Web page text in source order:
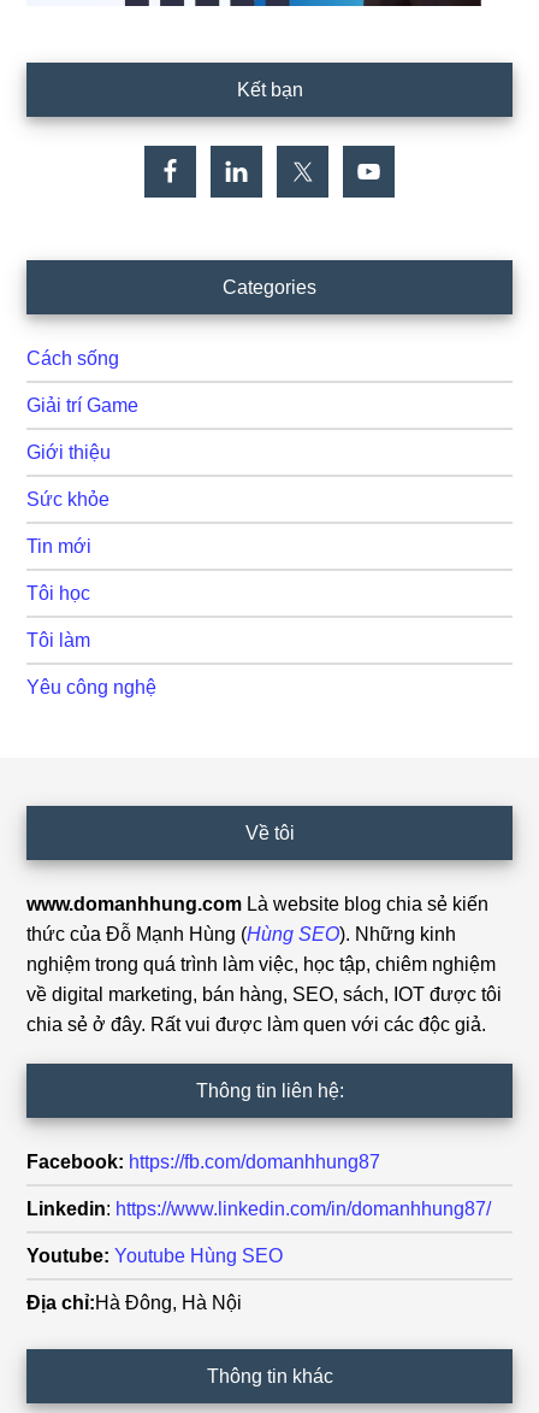
Kết bạn
Categories
Cách sống
Giải trí Game
Giới thiệu
Sức khỏe
Tin mới
Tôi học
Tôi làm
Yêu công nghệ
Về tôi
www.domanhhung.com Là website blog chia sẻ kiến
thức của Đỗ Mạnh Hùng (Hùng SEO). Những kinh
nghiệm trong quá trình làm việc, học tập, chiêm nghiệm
về digital marketing, bán hàng, SEO, sách, IOT được tôi
chia sẻ ở đây. Rất vui được làm quen với các độc giả.
Thông tin liên hệ:
Facebook: https://fb.com/domanhhung87
Linkedin: https://www.linkedin.com/in/domanhhung87/
Youtube: Youtube Hùng SEO
Địa chỉ:Hà Đông, Hà Nội
Thông tin khác